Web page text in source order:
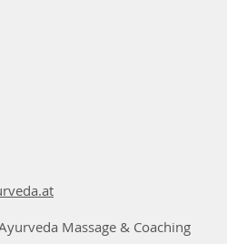
Massage & Coaching